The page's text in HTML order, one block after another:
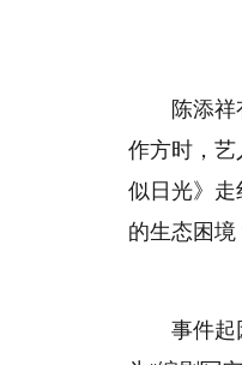
陈添
作方时，
似日光》
的生态困境
事件起